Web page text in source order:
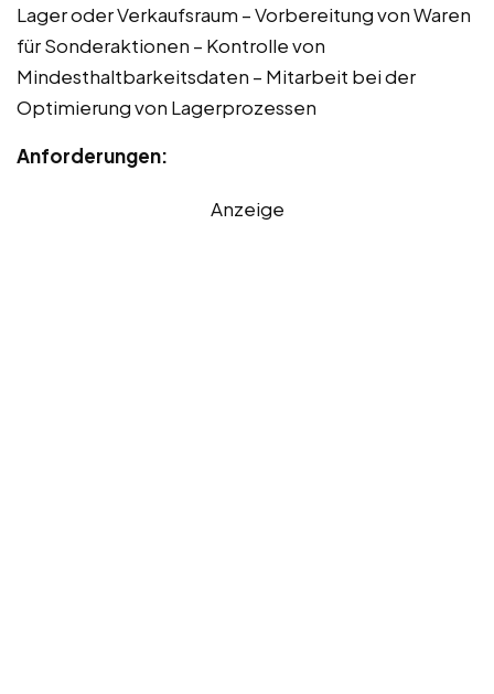
Lager oder Verkaufsraum – Vorbereitung von Waren
für Sonderaktionen – Kontrolle von
Mindesthaltbarkeitsdaten – Mitarbeit bei der
Optimierung von Lagerprozessen
Anforderungen:
Anzeige